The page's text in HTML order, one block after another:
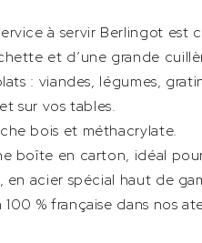
à servir Berlingot est
et d’une grande
: viandes, légumes,
sur vos tables.
bois et méthacrylate.
boîte en carton, idéal
en acier spécial haut de
% française dans nos